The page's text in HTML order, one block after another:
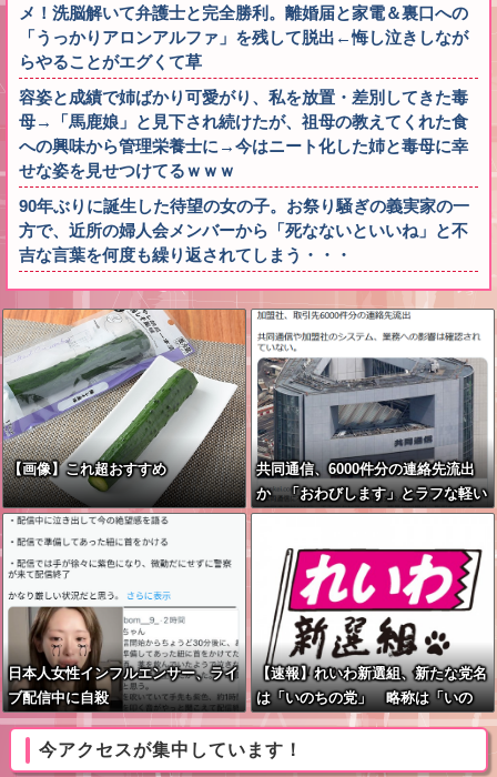
メ！洗脳解いて弁護士と完全勝利。離婚届と家電＆裏口への
「うっかりアロンアルファ」を残して脱出←悔し泣きしなが
らやることがエグくて草
容姿と成績で姉ばかり可愛がり、私を放置・差別してきた毒
母→「馬鹿娘」と見下され続けたが、祖母の教えてくれた食
への興味から管理栄養士に→今はニート化した姉と毒母に幸
せな姿を見せつけてるｗｗｗ
90年ぶりに誕生した待望の女の子。お祭り騒ぎの義実家の一
方で、近所の婦人会メンバーから「死なないといいね」と不
吉な言葉を何度も繰り返されてしまう・・・
【画像】これ超おすすめ
共同通信、6000件分の連絡先流出
か 「おわびします」とラフな軽い
謝罪コメントを発表
日本人女性インフルエンサー、ライ
ブ配信中に自殺
【速報】れいわ新選組、新たな党名
は「いのちの党」 略称は「いの
ち」
今アクセスが集中しています！